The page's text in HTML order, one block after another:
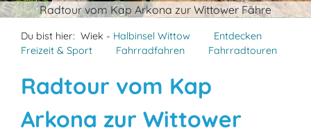
Radtour vom Kap Arkona zur Wittower Fähre
Du bist hier: Wiek - Halbinsel Wittow
Entdecken
Freizeit & Sport
Fahrradfahren Fahrradtouren
Radtour vom Kap
Arkona zur Wittower